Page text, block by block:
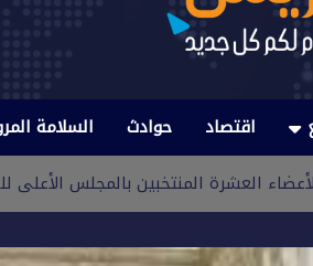
اقتصاد حوادث السلامة
العشرة المنتخبين بالمجلس الأعلى